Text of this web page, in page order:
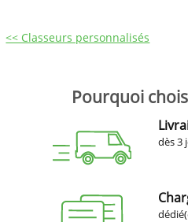
<< Classeurs personnalisés
Pourquoi
dès 3